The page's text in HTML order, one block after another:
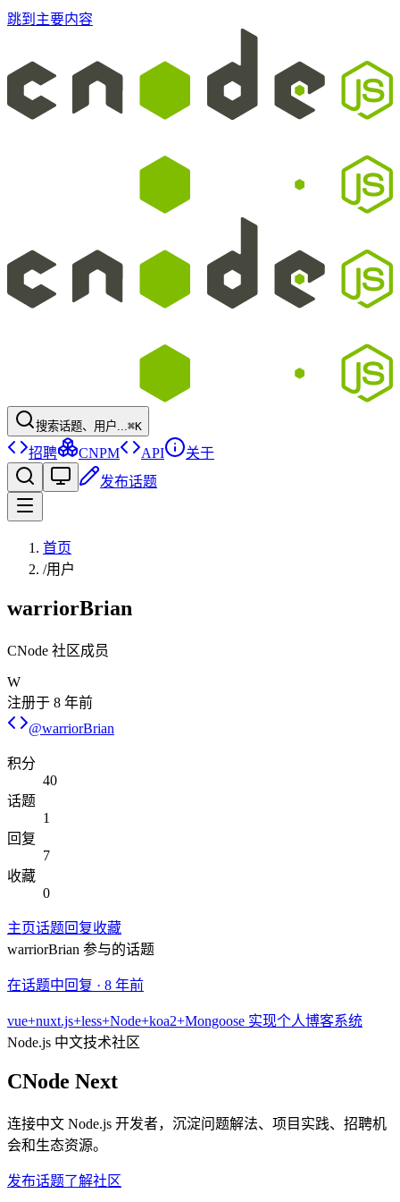
跳到主要内容
搜索话题、用户...⌘K
招聘 CNPM API
关于
发布话题
首页
/用户
warriorBrian
CNode 社区成员
W
注册于 8 年前
@warriorBrian
积分
40
话题
1
回复
7
收藏
0
主页话题回复收藏
warriorBrian 参与的话题
在话题中回复 · 8 年前
vue+nuxt.js+less+Node+koa2+Mongoose 实现个人博客系统
Node.js 中文技术社区
CNode Next
连接中文 Node.js 开发者，沉淀问题解法、项目实践、招聘机
会和生态资源。
发布话题了解社区